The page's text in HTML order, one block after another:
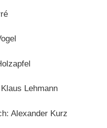
Lehmann
Alexander Kurz